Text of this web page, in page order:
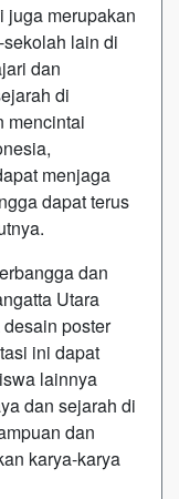
juga merupakan
lain di
dan
di
mencintai
menjaga
dapat terus
dan
Utara
poster
ini dapat
lainnya
dan sejarah di
dan
karya-karya